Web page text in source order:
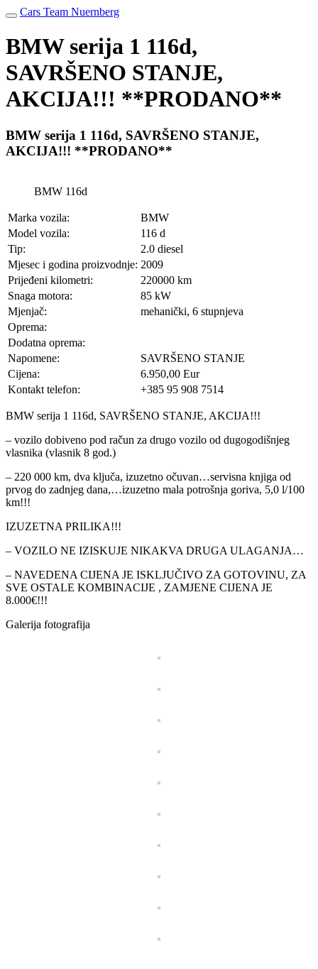
Cars Team Nuernberg
BMW serija 1 116d,
SAVRŠENO STANJE,
AKCIJA!!! **PRODANO**
BMW serija 1 116d, SAVRŠENO STANJE,
AKCIJA!!! **PRODANO**
BMW 116d
Marka vozila:
BMW
Model vozila:
116 d
Tip:
2.0 diesel
Mjesec i godina proizvodnje: 2009
Prijeđeni kilometri:
220000 km
Snaga motora:
85 kW
Mjenjač:
mehanički, 6 stupnjeva
Oprema:
Dodatna oprema:
Napomene:
SAVRŠENO STANJE
Cijena:
6.950,00 Eur
Kontakt telefon:
+385 95 908 7514
BMW serija 1 116d, SAVRŠENO STANJE, AKCIJA!!!
– vozilo dobiveno pod račun za drugo vozilo od dugogodišnjeg
vlasnika (vlasnik 8 god.)
– 220 000 km, dva ključa, izuzetno očuvan…servisna knjiga od
prvog do zadnjeg dana,…izuzetno mala potrošnja goriva, 5,0 l/100
km!!!
IZUZETNA PRILIKA!!!
– VOZILO NE IZISKUJE NIKAKVA DRUGA ULAGANJA…
– NAVEDENA CIJENA JE ISKLJUČIVO ZA GOTOVINU, ZA
SVE OSTALE KOMBINACIJE , ZAMJENE CIJENA JE
8.000€!!!
Galerija fotografija